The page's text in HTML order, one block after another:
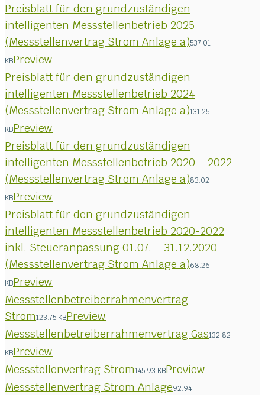
Preisblatt für den grundzuständigen
intelligenten Messstellenbetrieb 2025
(Messstellenvertrag Strom Anlage a)537.01
KBPreview
Preisblatt für den grundzuständigen
intelligenten Messstellenbetrieb 2024
(Messstellenvertrag Strom Anlage a)131.25
KBPreview
Preisblatt für den grundzuständigen
intelligenten Messstellenbetrieb 2020 – 2022
(Messstellenvertrag Strom Anlage a)83.02
KBPreview
Preisblatt für den grundzuständigen
intelligenten Messstellenbetrieb 2020-2022
inkl. Steueranpassung 01.07. – 31.12.2020
(Messstellenvertrag Strom Anlage a)68.26
KBPreview
Messstellenbetreiberrahmenvertrag
Strom123.75 KBPreview
Messstellenbetreiberrahmenvertrag Gas132.82
KBPreview
Messstellenvertrag Strom145.93 KBPreview
Messstellenvertrag Strom Anlage92.94